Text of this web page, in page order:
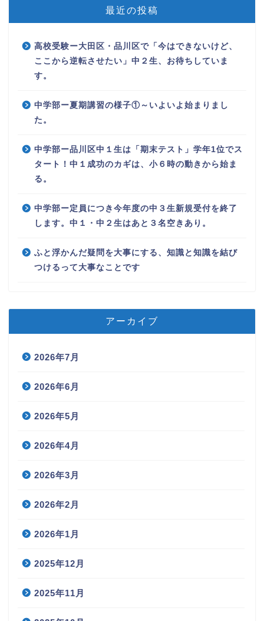
最近の投稿
高校受験ー大田区・品川区で「今はできないけど、
ここから逆転させたい」中２生、お待ちしていま
す。
中学部ー夏期講習の様子①～いよいよ始まりまし
た。
中学部ー品川区中１生は「期末テスト」学年1位でス
タート！中１成功のカギは、小６時の動きから始ま
る。
中学部ー定員につき今年度の中３生新規受付を終了
します。中１・中２生はあと３名空きあり。
ふと浮かんだ疑問を大事にする、知識と知識を結び
つけるって大事なことです
アーカイブ
2026年7月
2026年6月
2026年5月
2026年4月
2026年3月
2026年2月
2026年1月
2025年12月
2025年11月